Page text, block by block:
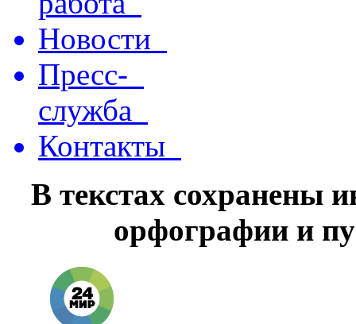
Новости
Пресс-
служба
Контакты
В текстах сохранены
орфографии и